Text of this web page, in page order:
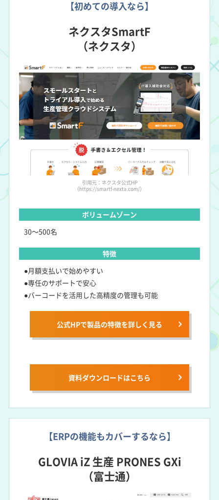
【初めての導入なら】
ネクスタSmartF
（ネクスタ）
引用元：ネクスタ公式HP
（https://smartf-nexta.com/）
ボリュームゾーン
30～500名
特徴
●月額支払いで始めやすい
●専任のサポートで安心
●バーコードを活用した高精度の管理も可能
公式HPで製品の特徴を詳しく見る
資料ダウンロードはこちら
【ERPの機能もカバーするなら】
GLOVIA iZ 生産 PRONES GXi
（富士通）